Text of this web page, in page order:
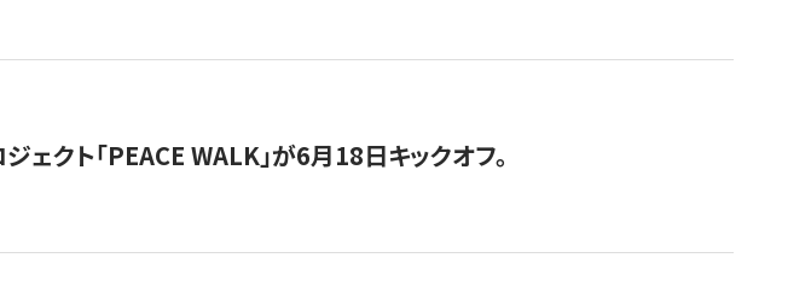
クト「PEACE WALK」が6月18日キックオフ。